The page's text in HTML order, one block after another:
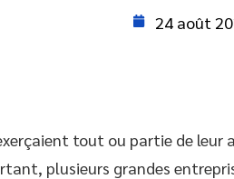
24 août
tout ou partie de leur
plusieurs grandes